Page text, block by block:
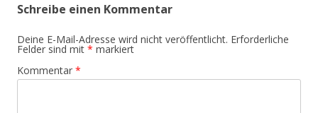
Schreibe einen Kommentar
Deine E-Mail-Adresse wird nicht veröffentlicht. Erforderliche
Felder sind mit * markiert
Kommentar *